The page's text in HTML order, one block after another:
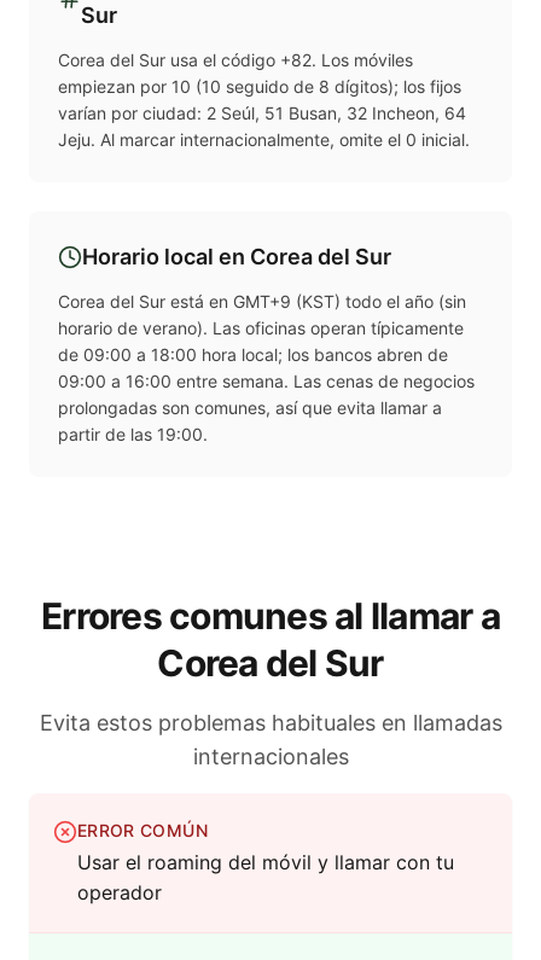
Sur
Corea del Sur usa el código +82. Los móviles
empiezan por 10 (10 seguido de 8 dígitos); los fijos
varían por ciudad: 2 Seúl, 51 Busan, 32 Incheon, 64
Jeju. Al marcar internacionalmente, omite el 0 inicial.
Horario local en Corea del Sur
Corea del Sur está en GMT+9 (KST) todo el año (sin
horario de verano). Las oficinas operan típicamente
de 09:00 a 18:00 hora local; los bancos abren de
09:00 a 16:00 entre semana. Las cenas de negocios
prolongadas son comunes, así que evita llamar a
partir de las 19:00.
Errores comunes al llamar a
Corea del Sur
Evita estos problemas habituales en llamadas
internacionales
ERROR COMÚN
Usar el roaming del móvil y llamar con tu
operador